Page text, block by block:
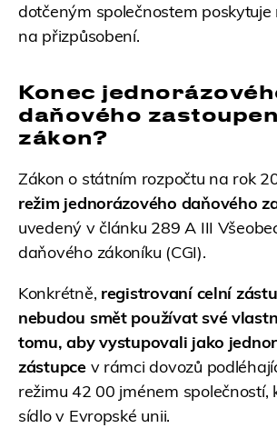
dotčeným společnostem poskytuje
na přizpůsobení.
Konec
daňového
zákon?
Zákon o státním rozpočtu na rok
režim jednorázového daňového
uvedený v článku 289 A III
daňového zákoníku (CGI).
Konkrétně, registrovaní celní
nebudou smět používat své
tomu, aby vystupovali jako
zástupcev rámci dovozů
režimu 42 00 jménem společností,
sídlo v Evropské unii.